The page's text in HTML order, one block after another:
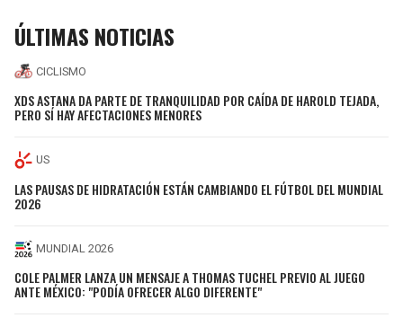
ÚLTIMAS NOTICIAS
CICLISMO
XDS ASTANA DA PARTE DE TRANQUILIDAD POR CAÍDA DE HAROLD TEJADA,
PERO SÍ HAY AFECTACIONES MENORES
US
LAS PAUSAS DE HIDRATACIÓN ESTÁN CAMBIANDO EL FÚTBOL DEL MUNDIAL
2026
MUNDIAL 2026
COLE PALMER LANZA UN MENSAJE A THOMAS TUCHEL PREVIO AL JUEGO
ANTE MÉXICO: "PODÍA OFRECER ALGO DIFERENTE"